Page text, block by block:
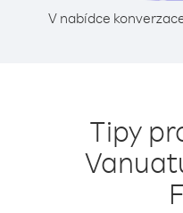
V nabídce
Tipy